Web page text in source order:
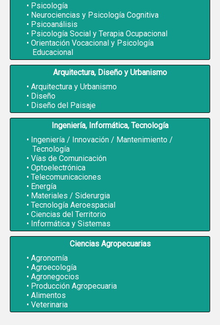
Psicología
Neurociencias y Psicología Cognitiva
Psicoanálisis
Psicología Social y Terapia Ocupacional
Orientación Vocacional y Psicología
Educacional
Arquitectura, Diseño y Urbanismo
Arquitectura y Urbanismo
Diseño
Diseño del Paisaje
Ingeniería, Informática, Tecnología
Ingeniería / Innovación / Mantenimiento /
Tecnología
Vías de Comunicación
Optoelectrónica
Telecomunicaciones
Energía
Materiales / Siderurgia
Tecnología Aeroespacial
Ciencias del Territorio
Informática y Sistemas
Ciencias Agropecuarias
Agronomía
Agroecología
Agronegocios
Producción Agropecuaria
Alimentos
Veterinaria